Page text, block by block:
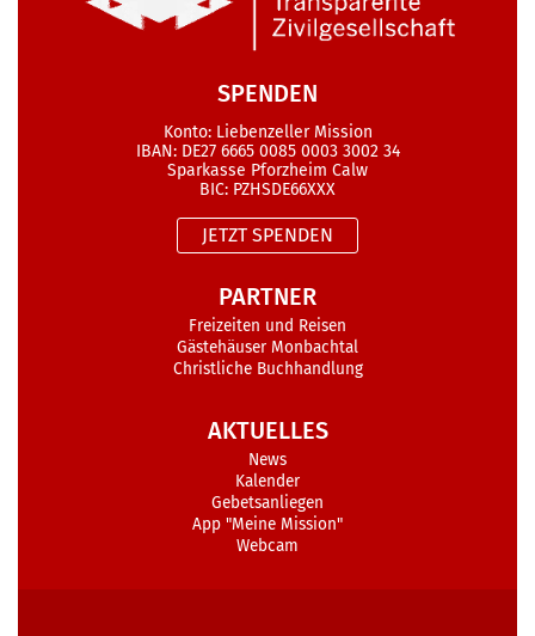
SPENDEN
Konto: Liebenzeller Mission
IBAN: DE27 6665 0085 0003 3002 34
Sparkasse Pforzheim Calw
BIC: PZHSDE66XXX
JETZT SPENDEN
PARTNER
Freizeiten und Reisen
Gästehäuser Monbachtal
Christliche Buchhandlung
AKTUELLES
News
Kalender
Gebetsanliegen
App "Meine Mission"
Webcam